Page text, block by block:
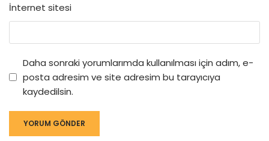
İnternet sitesi
Daha sonraki yorumlarımda kullanılması için adım, e-
posta adresim ve site adresim bu tarayıcıya
kaydedilsin.